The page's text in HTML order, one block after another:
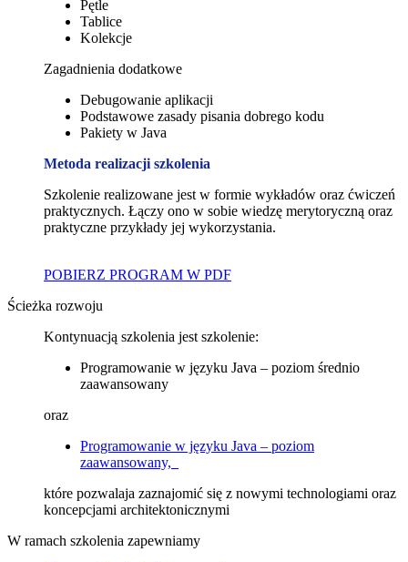
Pętle
Tablice
Kolekcje
Zagadnienia dodatkowe
Debugowanie aplikacji
Podstawowe zasady pisania dobrego kodu
Pakiety w Java
Metoda realizacji szkolenia
Szkolenie realizowane jest w formie wykładów oraz ćwiczeń
praktycznych. Łączy ono w sobie wiedzę merytoryczną oraz
praktyczne przykłady jej wykorzystania.
POBIERZ PROGRAM W PDF
Ścieżka rozwoju
Kontynuacją szkolenia jest szkolenie:
Programowanie w języku Java – poziom średnio
zaawansowany
oraz
Programowanie w języku Java – poziom
zaawansowany,
które pozwalaja zaznajomić się z nowymi technologiami oraz
koncepcjami architektonicznymi
W ramach szkolenia zapewniamy